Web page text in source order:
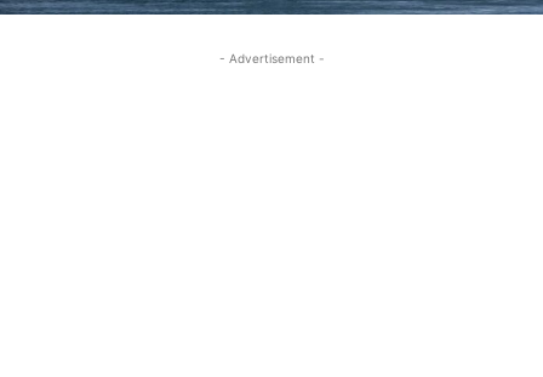
- Advertisement -